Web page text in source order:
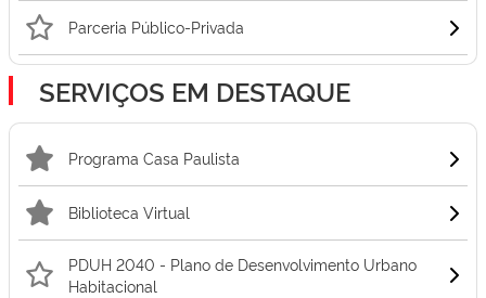
Parceria Público-Privada
SERVIÇOS EM DESTAQUE
Programa Casa Paulista
Biblioteca Virtual
PDUH 2040 - Plano de Desenvolvimento Urbano
Habitacional